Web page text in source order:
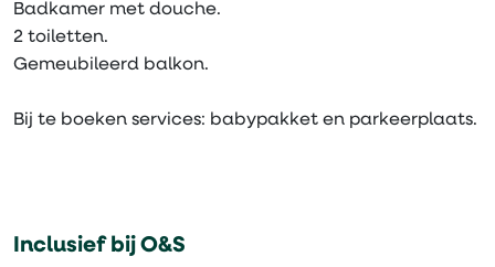
Badkamer met douche.
2 toiletten.
Gemeubileerd balkon.
Bij te boeken services: babypakket en parkeerplaats.
Inclusief bij O&S